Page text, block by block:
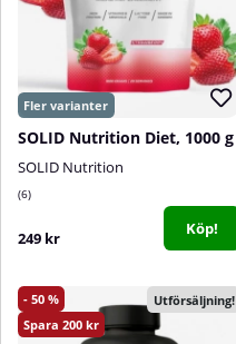
SOLID Nutrition Diet, 1000 g
SOLID Nutrition
6
249 kr Köp!
50
200
Utförsäljning!